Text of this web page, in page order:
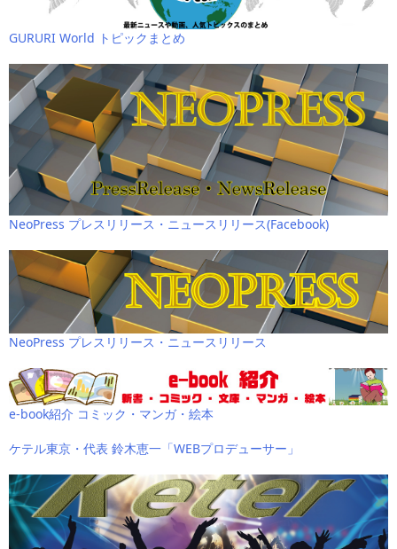
GURURI World トピックまとめ
NeoPress プレスリリース・ニュースリリース(Facebook)
NeoPress プレスリリース・ニュースリリース
e-book紹介 コミック・マンガ・絵本
ケテル東京・代表 鈴木恵一「WEBプロデューサー」